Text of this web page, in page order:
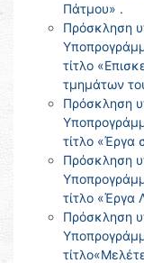
Πάτμου» .
Πρόσκληση
τίτλο
τμημάτων
Πρόσκληση
τίτλο «Έργα
Πρόσκληση
τίτλο «Έργα
Πρόσκληση